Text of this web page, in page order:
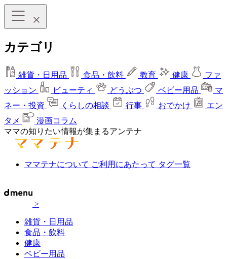
カテゴリ
雑貨・日用品 食品・飲料 教育 健康
ファ
ッション
ビューティ どうぶつ ベビー用品
マ
ネー・投資
くらしの相談 行事 おでかけ
エン
タメ
漫画コラム
ママの知りたい情報が集まるアンテナ
ママテナについて ご利用にあたって タグ一覧
>
雑貨・日用品
食品・飲料
健康
ベビー用品